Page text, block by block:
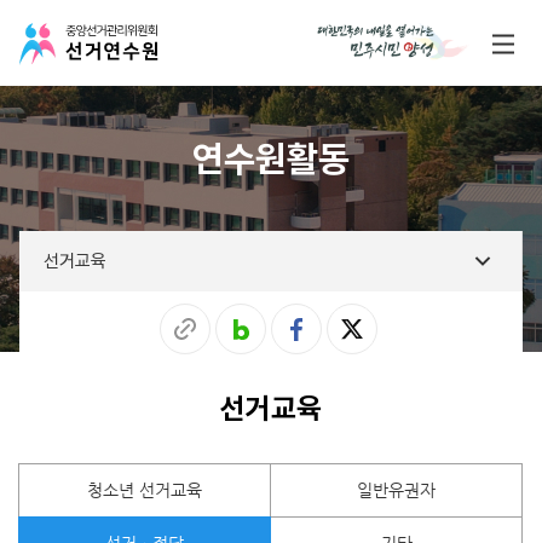
연수원활동
선거교육
선거교육
청소년 선거교육 일반유권자